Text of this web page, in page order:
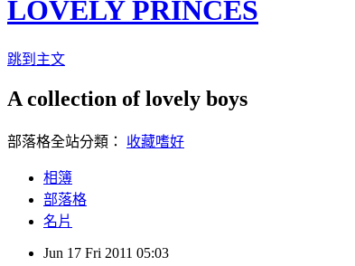
LOVELY PRINCES
跳到主文
A collection of lovely boys
部落格全站分類： 收藏嗜好
相簿
部落格
名片
Jun 17 Fri 2011 05:03